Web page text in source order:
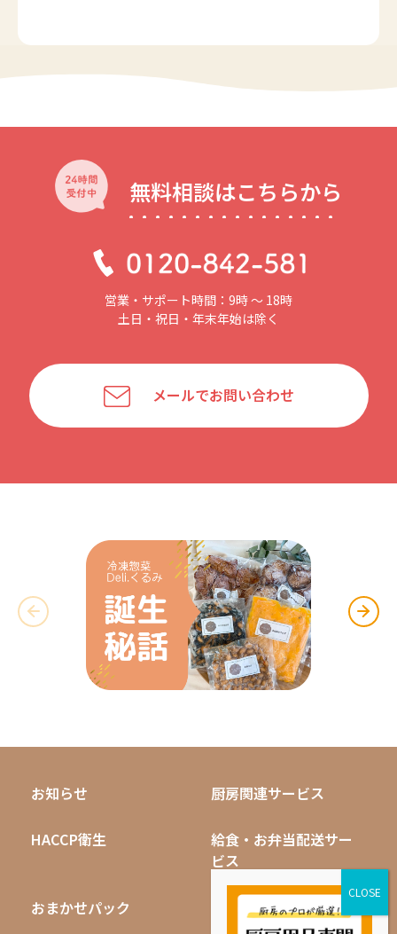
無料相談はこちらから
営業・サポート時間：9時 〜 18時
土日・祝日・年末年始は除く
メールでお問い合わせ
お知らせ 厨房関連サービス
HACCP衛生
給食・お弁当配送サー
ビス
おまかせパック 無料キャンペーン